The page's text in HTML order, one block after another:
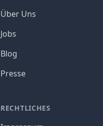
Über Uns
Jobs
Blog
Presse
RECHTLICHES